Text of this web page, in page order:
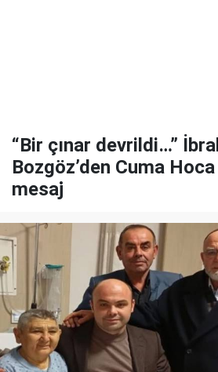
“Bir çınar devrildi…”
Bozgöz’den Cuma
mesaj